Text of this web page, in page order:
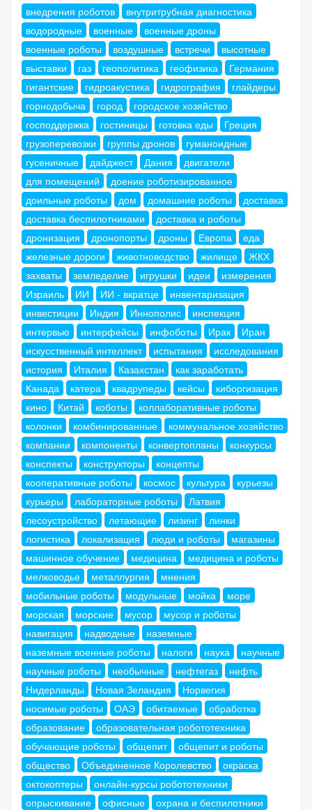
внедрения роботов
внутритрубная диагностика
водородные
военные
военные дроны
военные роботы
воздушные встречи
высотные
выставки
газ геополитика геофизика
Германия
гигантские
гидроакустика гидрография
глайдеры
горнодобыча
город
городское хозяйство
господдержка
гостиницы готовка еды
Греция
грузоперевозки
группы дронов
гуманоидные
гусеничные
дайджест Дания
двигатели
для помещений
доение роботизированное
доильные роботы
дом домашние роботы
доставка
доставка беспилотниками
доставка и роботы
дронизация
дронопорты дроны Европа
еда
железные дороги
животноводство жилище
ЖКХ
захваты
земледелие игрушки идеи
измерения
Израиль
ИИ ИИ - вкратце
инвентаризация
инвестиции
Индия Иннополис
инспекция
интервью
интерфейсы инфоботы Ирак
Иран
искусственный интеллект
испытания
исследования
история
Италия Казахстан
как заработать
Канада
катера квадрупеды кейсы
киборгизация
кино
Китай коботы
коллаборативные роботы
колонки
комбинированные
коммунальное хозяйство
компании
компоненты конвертопланы
конкурсы
конспекты
конструкторы
концепты
кооперативные роботы
космос культура
курьезы
курьеры
лабораторные роботы
Латвия
лесоустройство
летающие лизинг
линки
логистика
локализация люди и роботы
магазины
машинное обучение
медицина
медицина и роботы
мелководье
металлургия
мнения
мобильные роботы
модульные мойка
море
морская
морские мусор
мусор и роботы
навигация
надводные
наземные
наземные военные роботы
налоги наука
научные
научные роботы
необычные нефтегаз
нефть
Нидерланды
Новая Зеландия
Норвегия
носимые роботы
ОАЭ обитаемые
обработка
образование
образовательная робототехника
обучающие роботы
общепит
общепит и роботы
общество
Объединенное Королевство
окраска
октокоптеры
онлайн-курсы робототехники
опрыскивание
офисные
охрана и беспилотники